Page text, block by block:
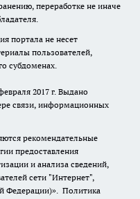
переработке не иначе
портала не несет
пользователей,
субдоменах.
2017 г. Выдано
связи, информационных
рекомендательные
предоставления
и анализа сведений,
сети "Интернет",
Федерации)». Политика